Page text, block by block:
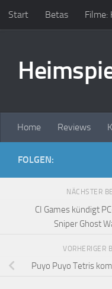
Zum Inhalt springen
Start Betas Filme:
Home Reviews
FOLGEN:
NÄCHSTER
CI Games kündigt
Sniper Ghost
VORHERIGER
Puyo Puyo Tetris